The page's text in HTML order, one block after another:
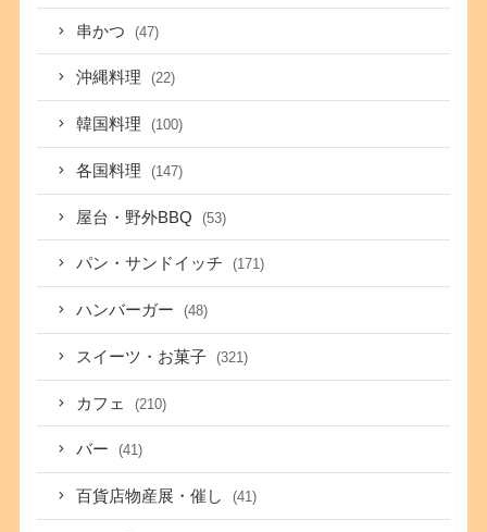
串かつ (47)
沖縄料理 (22)
韓国料理 (100)
各国料理 (147)
屋台・野外BBQ (53)
パン・サンドイッチ (171)
ハンバーガー (48)
スイーツ・お菓子 (321)
カフェ (210)
バー (41)
百貨店物産展・催し (41)